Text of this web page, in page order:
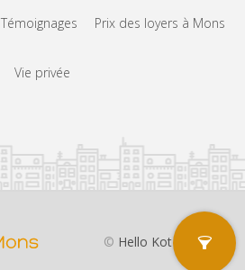
Témoignages Prix des loyers à Mons
Vie privée
© Hello Kot